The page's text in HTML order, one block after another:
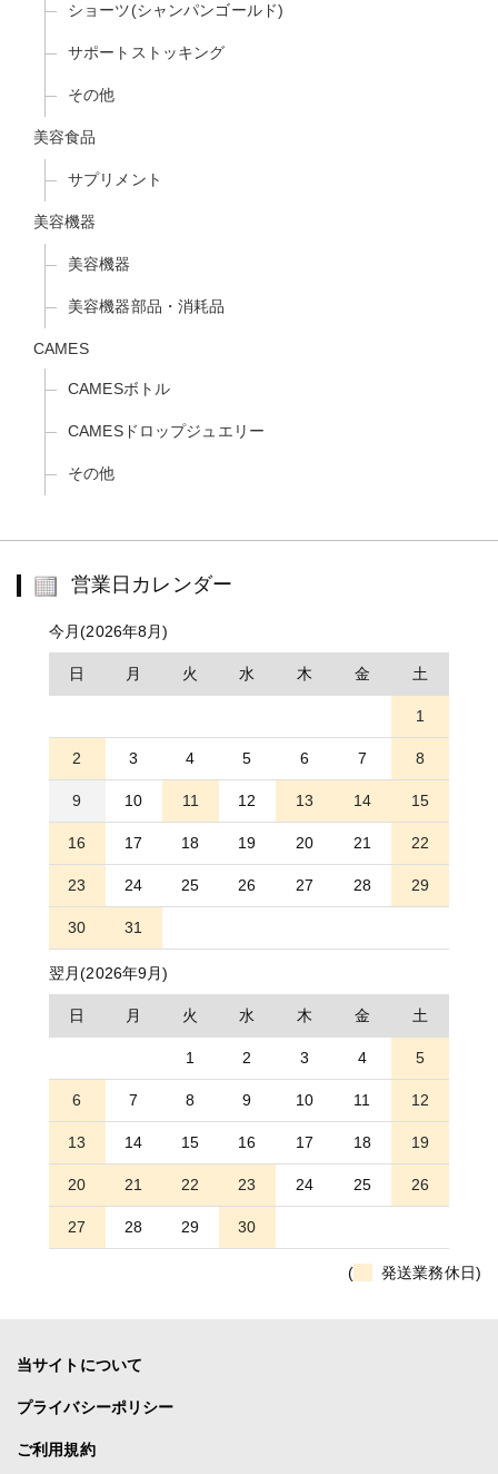
ショーツ(シャンパンゴールド)
サポートストッキング
その他
美容食品
サプリメント
美容機器
美容機器
美容機器部品・消耗品
CAMES
CAMESボトル
CAMESドロップジュエリー
その他
営業日カレンダー
今月(2026年8月)
日 月 火 水 木 金 土
1
2 3 4 5 6 7 8
9 10 11 12 13 14 15
16 17 18 19 20 21 22
23 24 25 26 27 28 29
30 31
翌月(2026年9月)
日 月 火 水 木 金 土
1 2 3 4 5
6 7 8 9 10 11 12
13 14 15 16 17 18 19
20 21 22 23 24 25 26
27 28 29 30
( 発送業務休日)
当サイトについて
プライバシーポリシー
ご利用規約